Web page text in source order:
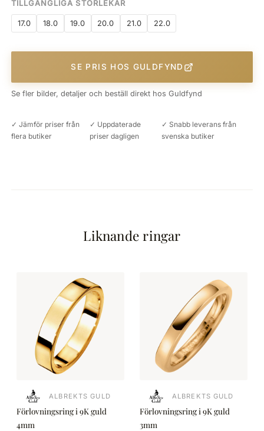
TILLGÄNGLIGA STORLEKAR
17.0 18.0 19.0 20.0 21.0 22.0
SE PRIS HOS GULDFYND
Se fler bilder, detaljer och beställ direkt hos Guldfynd
✓ Jämför priser från
flera butiker
✓ Uppdaterade
priser dagligen
✓ Snabb leverans från
svenska butiker
Liknande ringar
ALBREKTS GULD
Förlovningsring i 9K guld
4mm
ALBREKTS GULD
Förlovningsring i 9K guld
3mm